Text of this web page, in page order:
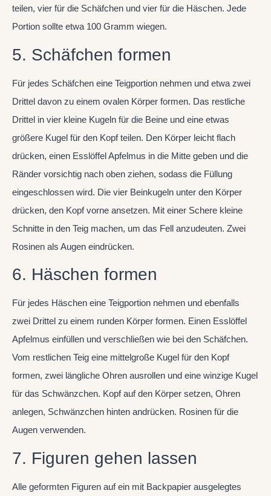
teilen, vier für die Schäfchen und vier für die Häschen. Jede
Portion sollte etwa 100 Gramm wiegen.
5. Schäfchen formen
Für jedes Schäfchen eine Teigportion nehmen und etwa zwei
Drittel davon zu einem ovalen Körper formen. Das restliche
Drittel in vier kleine Kugeln für die Beine und eine etwas
größere Kugel für den Kopf teilen. Den Körper leicht flach
drücken, einen Esslöffel Apfelmus in die Mitte geben und die
Ränder vorsichtig nach oben ziehen, sodass die Füllung
eingeschlossen wird. Die vier Beinkugeln unter den Körper
drücken, den Kopf vorne ansetzen. Mit einer Schere kleine
Schnitte in den Teig machen, um das Fell anzudeuten. Zwei
Rosinen als Augen eindrücken.
6. Häschen formen
Für jedes Häschen eine Teigportion nehmen und ebenfalls
zwei Drittel zu einem runden Körper formen. Einen Esslöffel
Apfelmus einfüllen und verschließen wie bei den Schäfchen.
Vom restlichen Teig eine mittelgroße Kugel für den Kopf
formen, zwei längliche Ohren ausrollen und eine winzige Kugel
für das Schwänzchen. Kopf auf den Körper setzen, Ohren
anlegen, Schwänzchen hinten andrücken. Rosinen für die
Augen verwenden.
7. Figuren gehen lassen
Alle geformten Figuren auf ein mit Backpapier ausgelegtes